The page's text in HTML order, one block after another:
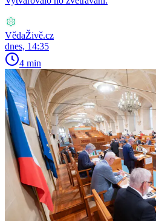
VědaŽivě.cz
dnes, 14:35
4 min